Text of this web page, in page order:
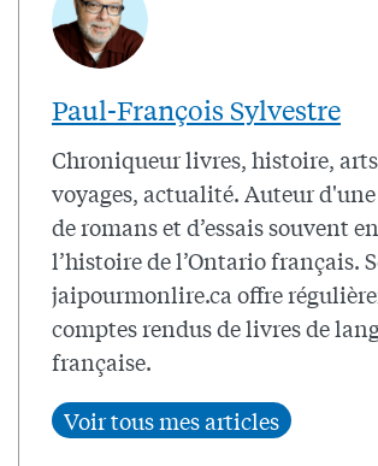
Paul-François Sylvestre
Chroniqueur livres, histoire,
voyages, actualité. Auteur
de romans et d’essais souvent
l’histoire de l’Ontario français.
jaipourmonlire.ca offre
comptes rendus de livres de
française.